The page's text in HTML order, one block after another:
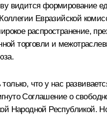
видится формирование
Евразийской
распространение,
торговли и
что у нас
Соглашение о
Народной